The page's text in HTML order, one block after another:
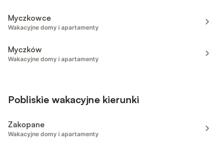
Myczkowce
Wakacyjne domy i apartamenty
Myczków
Wakacyjne domy i apartamenty
Pobliskie wakacyjne kierunki
Zakopane
Wakacyjne domy i apartamenty